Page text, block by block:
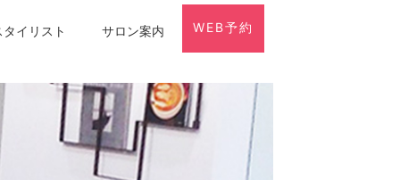
タイリスト サロン案内 WEB予約